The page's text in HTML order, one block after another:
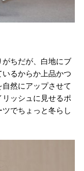
ちだが、白地にブ
るからか上品かつ
然にアップさせて
ッシュに見せるポ
でちょっと冬らし